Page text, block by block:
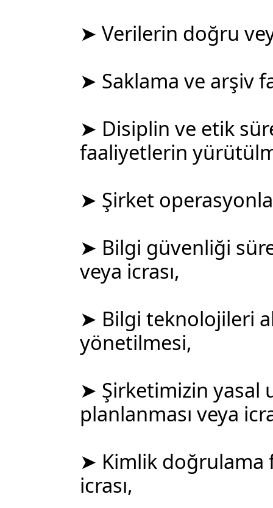
➤ Verilerin doğru
➤ Saklama ve arşiv
➤ Disiplin ve etik
faaliyetlerin
➤ Şirket
➤ Bilgi güvenliği
veya icrası,
➤ Bilgi teknolojileri
yönetilmesi,
➤ Şirketimizin yasal
planlanması veya
➤ Kimlik doğrulama
icrası,